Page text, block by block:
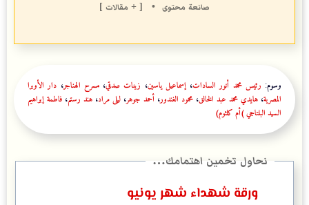
صانعة محتوى • [ + مقالات ]
وسوم: رئيس محمد أنور السادات،إسماعيل ياسين، زينات صدقي،مسرح الهناجر، دار الأوبرا
المصرية، هايدي محمد عبد الخالق، محمود الغندور، أحمد جوهر، ليلى مراد، هند رستم، فاطمة إبراهيم
السيد البلتاجي (أم كلثوم)
ورقة شهداء شهر يونيو